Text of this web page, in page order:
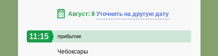
Август: 8 Уточнить на другую дату
11:15 прибытие
Чебоксары